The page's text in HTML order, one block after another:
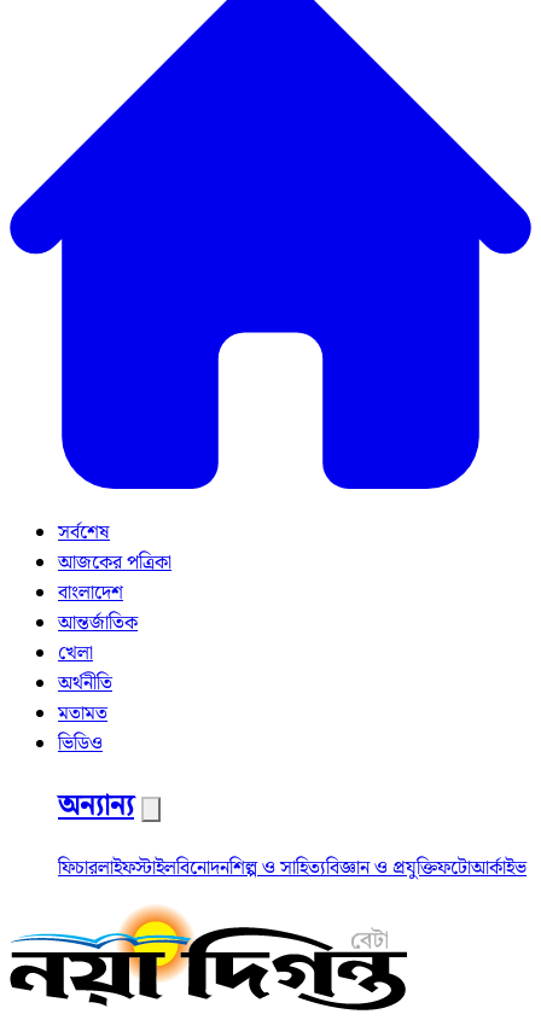
সর্বশেষ
আজকের পত্রিকা
বাংলাদেশ
আন্তর্জাতিক
খেলা
অর্থনীতি
মতামত
ভিডিও
অন্যান্য
ফিচারলাইফস্টাইলবিনোদনশিল্প ও সাহিত্যবিজ্ঞান ও প্রযুক্তিফটোআর্কাইভ